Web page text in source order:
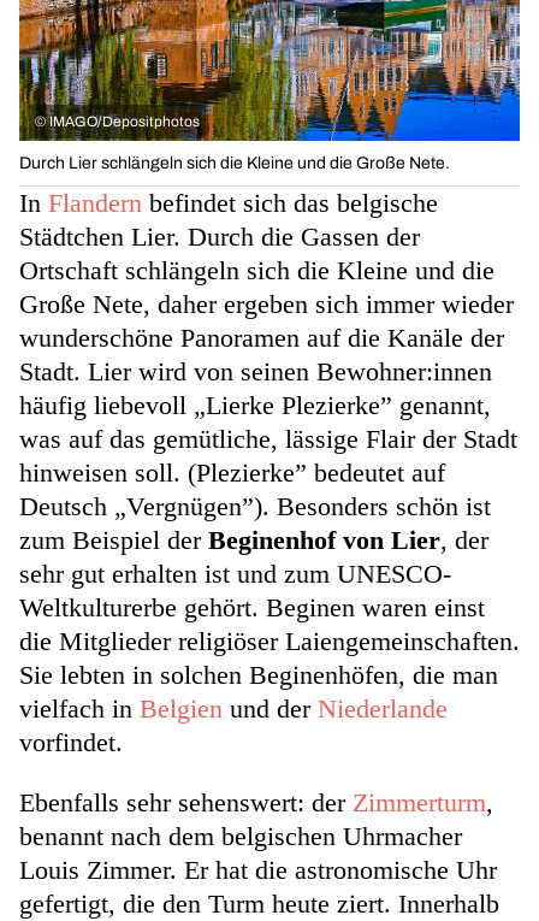
© IMAGO/Depositphotos
Durch Lier schlängeln sich die Kleine und die Große Nete.
In Flandern befindet sich das belgische
Städtchen Lier. Durch die Gassen der
Ortschaft schlängeln sich die Kleine und die
Große Nete, daher ergeben sich immer wieder
wunderschöne Panoramen auf die Kanäle der
Stadt. Lier wird von seinen Bewohner:innen
häufig liebevoll „Lierke Plezierke” genannt,
was auf das gemütliche, lässige Flair der Stadt
hinweisen soll. (Plezierke” bedeutet auf
Deutsch „Vergnügen”). Besonders schön ist
zum Beispiel der Beginenhof von Lier, der
sehr gut erhalten ist und zum UNESCO-
Weltkulturerbe gehört. Beginen waren einst
die Mitglieder religiöser Laiengemeinschaften.
Sie lebten in solchen Beginenhöfen, die man
vielfach in Belgien und der Niederlande
vorfindet.
Ebenfalls sehr sehenswert: der Zimmerturm,
benannt nach dem belgischen Uhrmacher
Louis Zimmer. Er hat die astronomische Uhr
gefertigt, die den Turm heute ziert. Innerhalb